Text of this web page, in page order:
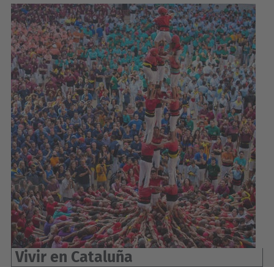
Vivir en Cataluña